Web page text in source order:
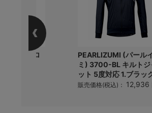
セットロ
PEARLIZUMI (パール
ミ) 3700-BL キルトジ
ット 5度対応 1.ブラッ
販売価格(税込)： 12,936